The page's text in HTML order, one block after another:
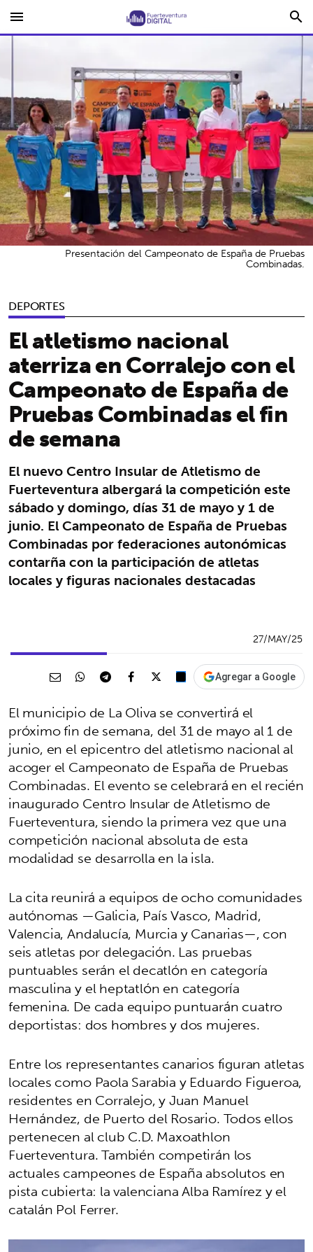
menu search
DEPORTES
El atletismo nacional
aterriza en Corralejo con el
Campeonato de España de
Pruebas Combinadas el fin
de semana
El nuevo Centro Insular de Atletismo de
Fuerteventura albergará la competición este
sábado y domingo, días 31 de mayo y 1 de
junio. El Campeonato de España de Pruebas
Combinadas por federaciones autonómicas
contarña con la participación de atletas
locales y figuras nacionales destacadas
Presentación del Campeonato de España de Pruebas
Combinadas.
27/MAY/25
Agregar a Google
El municipio de La Oliva se convertirá el
próximo fin de semana, del 31 de mayo al 1 de
junio, en el epicentro del atletismo nacional al
acoger el Campeonato de España de Pruebas
Combinadas. El evento se celebrará en el recién
inaugurado Centro Insular de Atletismo de
Fuerteventura, siendo la primera vez que una
competición nacional absoluta de esta
modalidad se desarrolla en la isla.
La cita reunirá a equipos de ocho comunidades
autónomas —Galicia, País Vasco, Madrid,
Valencia, Andalucía, Murcia y Canarias—, con
seis atletas por delegación. Las pruebas
puntuables serán el decatlón en categoría
masculina y el heptatlón en categoría
femenina. De cada equipo puntuarán cuatro
deportistas: dos hombres y dos mujeres.
Entre los representantes canarios figuran atletas
locales como Paola Sarabia y Eduardo Figueroa,
residentes en Corralejo, y Juan Manuel
Hernández, de Puerto del Rosario. Todos ellos
pertenecen al club C.D. Maxoathlon
Fuerteventura. También competirán los
actuales campeones de España absolutos en
pista cubierta: la valenciana Alba Ramírez y el
catalán Pol Ferrer.